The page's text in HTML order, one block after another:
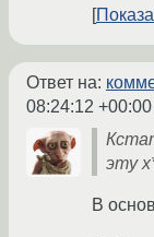
Ответ на:
08:24:12 +00:00
эту
В